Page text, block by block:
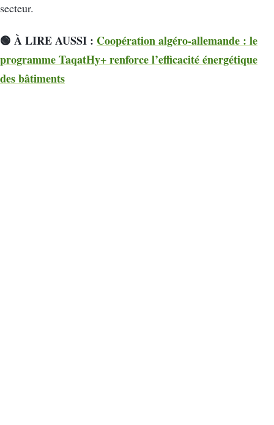
secteur.
🟢 À LIRE AUSSI : Coopération algéro-allemande : le
programme TaqatHy+ renforce l’efficacité énergétique
des bâtiments